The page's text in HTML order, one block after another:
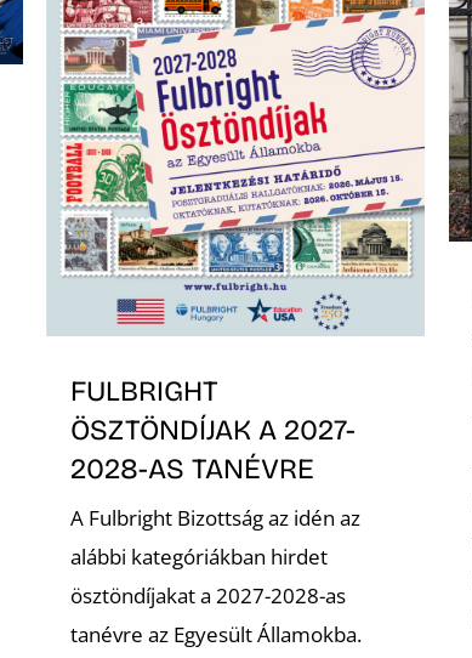
FULBRIGHT
ÖSZTÖNDÍJAK A 2027-
2028-AS TANÉVRE
A Fulbright Bizottság az idén az
alábbi kategóriákban hirdet
ösztöndíjakat a 2027-2028-as
tanévre az Egyesült Államokba.